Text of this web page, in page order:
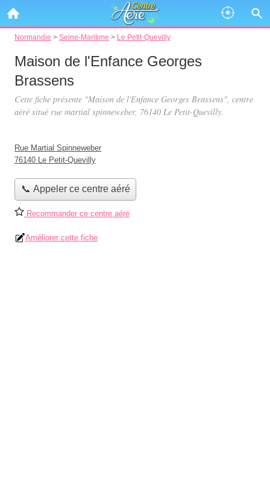
Normandie > Seine-Maritime > Le Petit-Quevilly
Maison de l'Enfance Georges
Brassens
Cette fiche présente "Maison de l'Enfance Georges Brassens", centre
aéré situé rue martial spinneweber, 76140 Le Petit-Quevilly.
Rue Martial Spinneweber
76140 Le Petit-Quevilly
📞 Appeler ce centre aéré
Recommander ce centre aéré
Améliorer cette fiche